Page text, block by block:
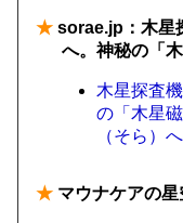
★ sorae.jp：木星
へ。神秘の「
木星探査
の「木星
（そら）
★ マウナケアの